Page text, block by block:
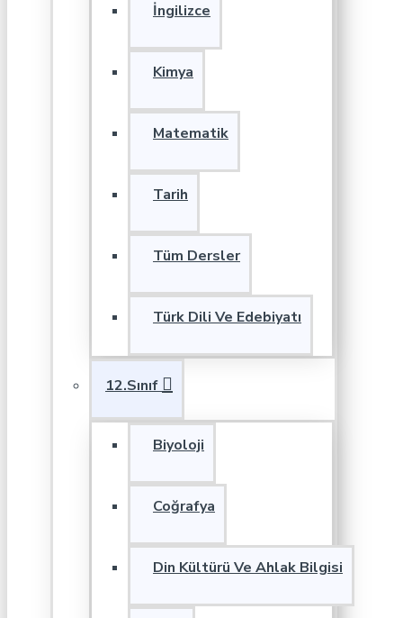
İngilizce
Kimya
Matematik
Tarih
Tüm Dersler
Türk Dili Ve Edebiyatı
12.Sınıf
Biyoloji
Coğrafya
Din Kültürü Ve Ahlak Bilgisi